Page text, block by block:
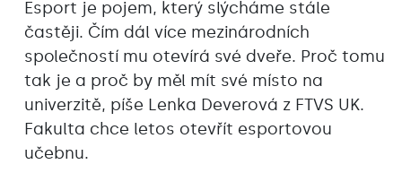
Esport je pojem, který slýcháme stále
častěji. Čím dál více mezinárodních
společností mu otevírá své dveře. Proč tomu
tak je a proč by měl mít své místo na
univerzitě, píše Lenka Deverová z FTVS UK.
Fakulta chce letos otevřít esportovou
učebnu.